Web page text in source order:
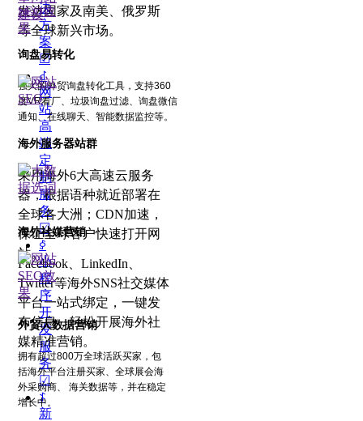
决
方
案
☑
ꁐ
网
站
高
端
定
制
服
务
☑
ꀆ
小
程
序
开
发
服
务
☑
ꁵ
新
发达国家及南美、俄罗斯
等全球新兴市场。
询盘易转化
强大的外贸询盘转化工具，支持360
度VR看厂、垃圾询盘过滤、询盘微信
通知、在线聊天、智能数据监控等。
海外服务器站群
采用海外6大高速云服务
器，根据语种就近部署在
全球各大洲；CDN加速，
保证全球客户快速打开网
站。
海外社媒营销
Facebook、LinkedIn、
Twitter等海外SNS社交媒体
平台一站式绑定，一键发
布信息，轻松开展海外社
媒精准营销。
外贸大数据营销
拥有超过800万全球活跃买家，包
括海外平台注册买家、全球展会海
外采购商、 海关数据等，并在稳定
增长中。